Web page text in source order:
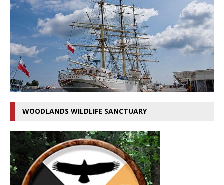
WOODLANDS WILDLIFE SANCTUARY